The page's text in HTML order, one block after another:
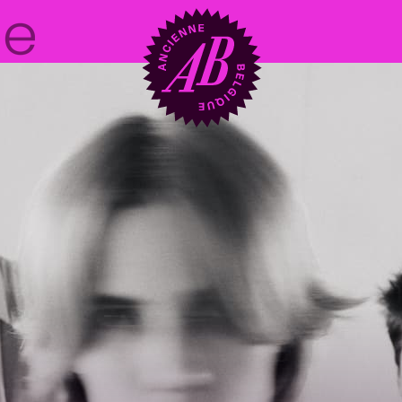
Location de
BRDCST
ABtv
Chèque-